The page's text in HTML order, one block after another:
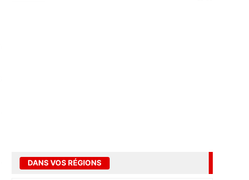
DANS VOS RÉGIONS